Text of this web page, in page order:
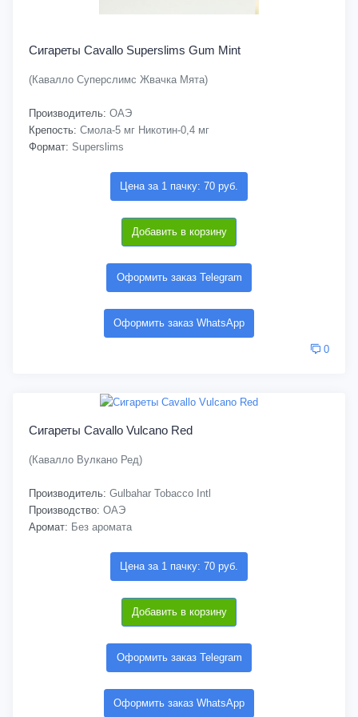
Сигареты Cavallo Superslims Gum Mint
(Кавалло Суперслимс Жвачка Мята)
Производитель: ОАЭ
Крепость: Смола-5 мг Никотин-0,4 мг
Формат: Superslims
Цена за 1 пачку: 70 руб.
Добавить в корзину
Оформить заказ Telegram
Оформить заказ WhatsApp
0
Сигареты Cavallo Vulcano Red
(Кавалло Вулкано Ред)
Производитель: Gulbahar Tobacco Intl
Производство: ОАЭ
Аромат: Без аромата
Цена за 1 пачку: 70 руб.
Добавить в корзину
Оформить заказ Telegram
Оформить заказ WhatsApp